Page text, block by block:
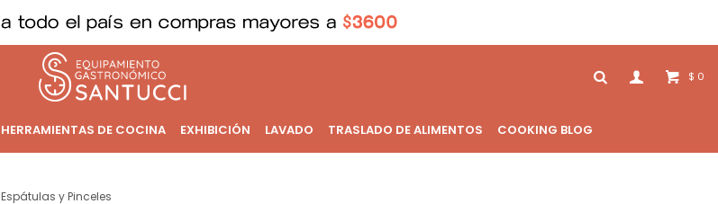
HERRAMIENTAS DE COCINA EXHIBICIÓN LAVADO TRASLADO DE ALIMENTOS COOKING BLOG
$ 0
Espátulas y Pinceles